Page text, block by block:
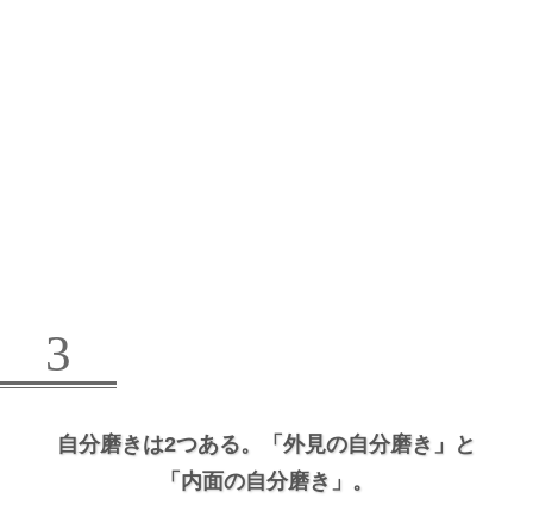
3
自分磨きは2つある。
「外見の自分磨き」と
「内面の自分磨き」。